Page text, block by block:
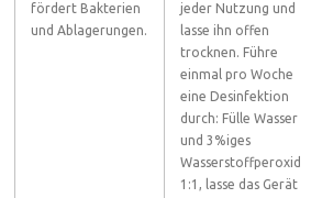
fördert Bakterien
und Ablagerungen.
jeder Nutzung und
lasse ihn offen
trocknen. Führe
einmal pro Woche
eine Desinfektion
durch: Fülle Wasser
und 3%iges
Wasserstoffperoxid
1:1, lasse das Gerät